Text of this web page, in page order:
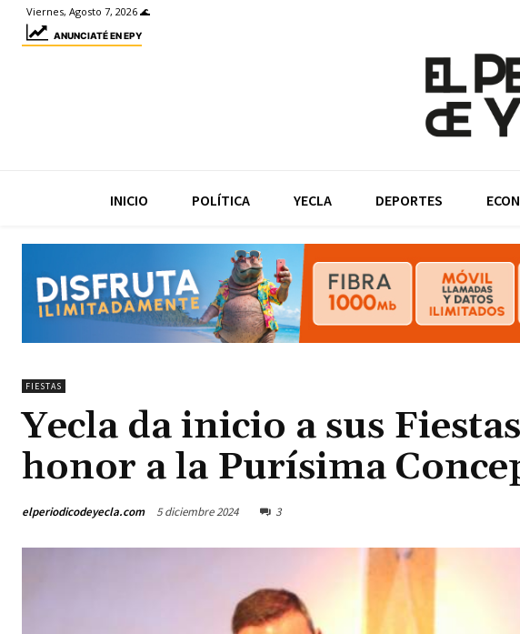
Viernes, Agosto 7, 2026 🌊
ANUNCIATÉ EN EPY
INICIO POLÍTICA YECLA DEPORTES
FIESTAS
Yecla da inicio a sus
honor a la Purísima
elperiodicodeyecla.com 5 diciembre 2024 3